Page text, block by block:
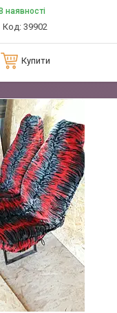
В наявності
39902
Купити